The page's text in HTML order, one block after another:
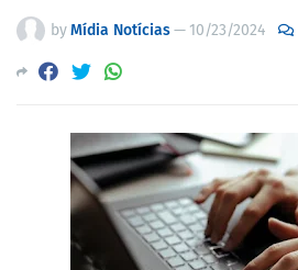
byMídia Notícias— 10/23/2024